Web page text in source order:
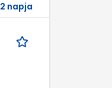
2 napja